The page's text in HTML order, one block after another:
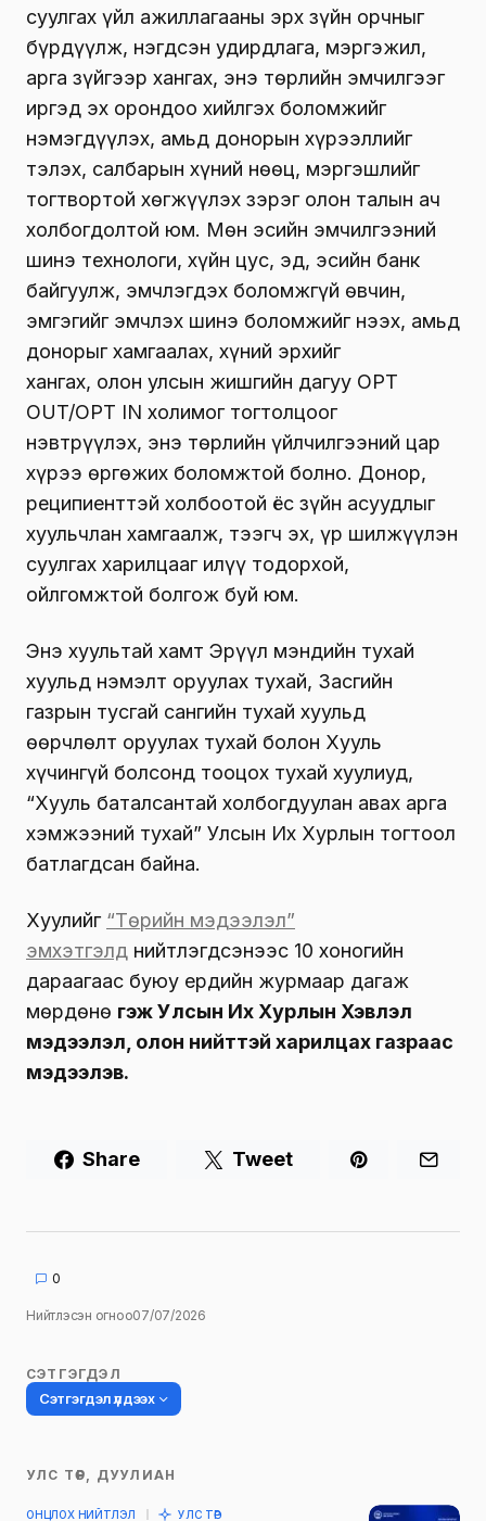
суулгах үйл ажиллагааны эрх зүйн орчныг
бүрдүүлж, нэгдсэн удирдлага, мэргэжил,
арга зүйгээр хангах, энэ төрлийн эмчилгээг
иргэд эх орондоо хийлгэх боломжийг
нэмэгдүүлэх, амьд донорын хүрээллийг
тэлэх, салбарын хүний нөөц, мэргэшлийг
тогтвортой хөгжүүлэх зэрэг олон талын ач
холбогдолтой юм. Мөн эсийн эмчилгээний
шинэ технологи, хүйн цус, эд, эсийн банк
байгуулж, эмчлэгдэх боломжгүй өвчин,
эмгэгийг эмчлэх шинэ боломжийг нээх, амьд
донорыг хамгаалах, хүний эрхийг
хангах, олон улсын жишгийн дагуу OPT
OUT/OPT IN холимог тогтолцоог
нэвтрүүлэх, энэ төрлийн үйлчилгээний цар
хүрээ өргөжих боломжтой болно. Донор,
реципиенттэй холбоотой ёс зүйн асуудлыг
хуульчлан хамгаалж, тээгч эх, үр шилжүүлэн
суулгах харилцааг илүү тодорхой,
ойлгомжтой болгож буй юм.
Энэ хуультай хамт Эрүүл мэндийн тухай
хуульд нэмэлт оруулах тухай, Засгийн
газрын тусгай сангийн тухай хуульд
өөрчлөлт оруулах тухай болон Хууль
хүчингүй болсонд тооцох тухай хуулиуд,
“Хууль баталсантай холбогдуулан авах арга
хэмжээний тухай” Улсын Их Хурлын тогтоол
батлагдсан байна.
Хуулийг “Төрийн мэдээлэл”
эмхэтгэлд нийтлэгдсэнээс 10 хоногийн
дараагаас буюу ердийн журмаар дагаж
мөрдөнө гэж Улсын Их Хурлын Хэвлэл
мэдээлэл, олон нийттэй харилцах газраас
мэдээлэв.
Share Tweet
0
Нийтлэсэн огноо07/07/2026
СЭТГЭГДЭЛ
Сэтгэгдэл үлдээх
Таны имэйл хаягийг нийтлэхгүй.
УЛС ТӨР, ДУУЛИАН
ОНЦЛОХ НИЙТЛЭЛ УЛС ТӨР